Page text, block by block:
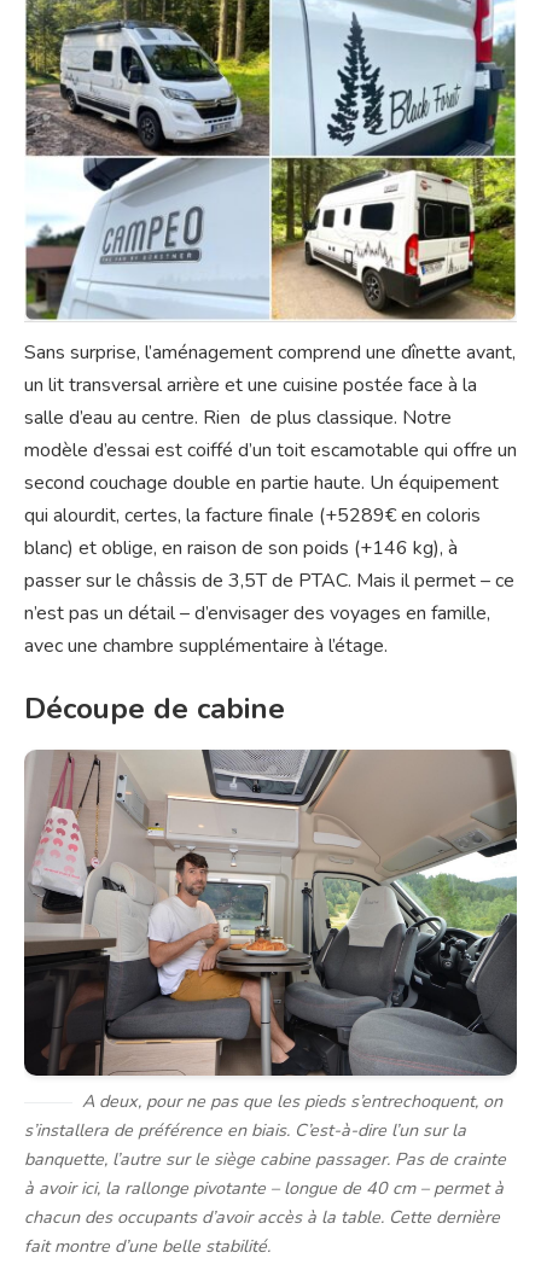
Sans surprise, l’aménagement comprend une dînette avant,
un lit transversal arrière et une cuisine postée face à la
salle d’eau au centre. Rien de plus classique. Notre
modèle d’essai est coiffé d’un toit escamotable qui offre un
second couchage double en partie haute. Un équipement
qui alourdit, certes, la facture finale (+5289€ en coloris
blanc) et oblige, en raison de son poids (+146 kg), à
passer sur le châssis de 3,5T de PTAC. Mais il permet – ce
n’est pas un détail – d’envisager des voyages en famille,
avec une chambre supplémentaire à l’étage.
Découpe de cabine
A deux, pour ne pas que les pieds s’entrechoquent, on
s’installera de préférence en biais. C’est-à-dire l’un sur la
banquette, l’autre sur le siège cabine passager. Pas de crainte
à avoir ici, la rallonge pivotante – longue de 40 cm – permet à
chacun des occupants d’avoir accès à la table. Cette dernière
fait montre d’une belle stabilité.